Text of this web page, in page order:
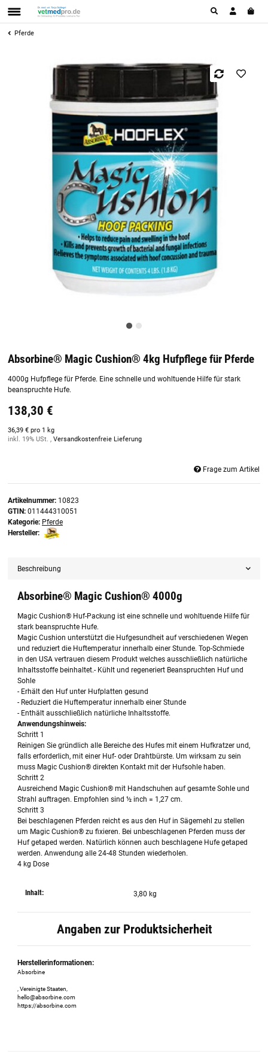
Pferde
Absorbine® Magic Cushion® 4kg Hufpflege für Pferde
4000g Hufpflege für Pferde. Eine schnelle und wohltuende Hilfe für stark
beanspruchte Hufe.
138,30 €
36,39 € pro 1 kg
inkl. 19% USt. , Versandkostenfreie Lieferung
Frage zum Artikel
Artikelnummer: 10823
GTIN: 011444310051
Kategorie: Pferde
Hersteller:
Beschreibung
Absorbine® Magic Cushion® 4000g
Magic Cushion® Huf-Packung ist eine schnelle und wohltuende Hilfe für
stark beanspruchte Hufe.
Magic Cushion unterstützt die Hufgesundheit auf verschiedenen Wegen
und reduziert die Huftemperatur innerhalb einer Stunde. Top-Schmiede
in den USA vertrauen diesem Produkt welches ausschließlich natürliche
Inhaltsstoffe beinhaltet.- Kühlt und regeneriert Beanspruchten Huf und
Sohle
- Erhält den Huf unter Hufplatten gesund
- Reduziert die Huftemperatur innerhalb einer Stunde
- Enthält ausschließlich natürliche Inhaltsstoffe.
Anwendungshinweis:
Schritt 1
Reinigen Sie gründlich alle Bereiche des Hufes mit einem Hufkratzer und,
falls erforderlich, mit einer Huf- oder Drahtbürste. Um wirksam zu sein
muss Magic Cushion® direkten Kontakt mit der Hufsohle haben.
Schritt 2
Ausreichend Magic Cushion® mit Handschuhen auf gesamte Sohle und
Strahl auftragen. Empfohlen sind ½ inch = 1,27 cm.
Schritt 3
Bei beschlagenen Pferden reicht es aus den Huf in Sägemehl zu stellen
um Magic Cushion® zu fixieren. Bei unbeschlagenen Pferden muss der
Huf getaped werden. Natürlich können auch beschlagene Hufe getaped
werden. Anwendung alle 24-48 Stunden wiederholen.
4 kg Dose
Inhalt: 3,80 kg
Angaben zur Produktsicherheit
Herstellerinformationen:
Absorbine
, Vereinigte Staaten,
hello@absorbine.com
https://absorbine.com